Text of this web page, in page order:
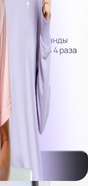
команды
в среднем в 4 раза
работы